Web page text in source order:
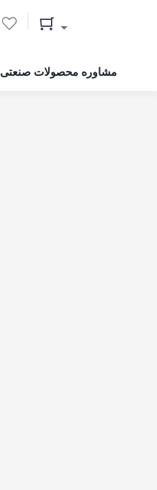
Shopping cart
مشاوره محصولات صنعتی